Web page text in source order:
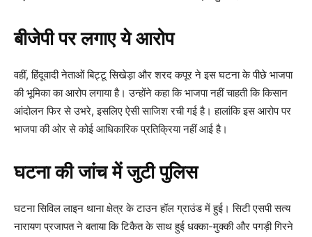
बीजेपी पर लगाए ये आरोप
वहीं, हिंदूवादी नेताओं बिट्टू सिखेड़ा और शरद कपूर ने इस घटना के पीछे भाजपा
की भूमिका का आरोप लगाया है। उन्होंने कहा कि भाजपा नहीं चाहती कि किसान
आंदोलन फिर से उभरे, इसलिए ऐसी साजिश रची गई है। हालांकि इस आरोप पर
भाजपा की ओर से कोई आधिकारिक प्रतिक्रिया नहीं आई है।
घटना की जांच में जुटी पुलिस
घटना सिविल लाइन थाना क्षेत्र के टाउन हॉल ग्राउंड में हुई। सिटी एसपी सत्य
नारायण प्रजापत ने बताया कि टिकैत के साथ हुई धक्का-मुक्की और पगड़ी गिरने